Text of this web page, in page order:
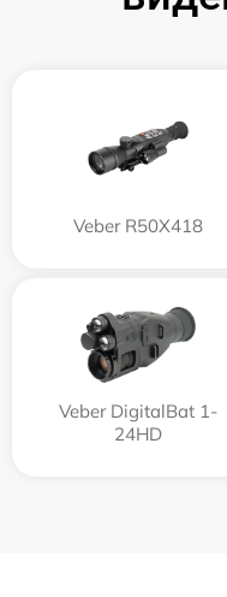
Veber R50X418
Veber DigitalBat 1-
24HD